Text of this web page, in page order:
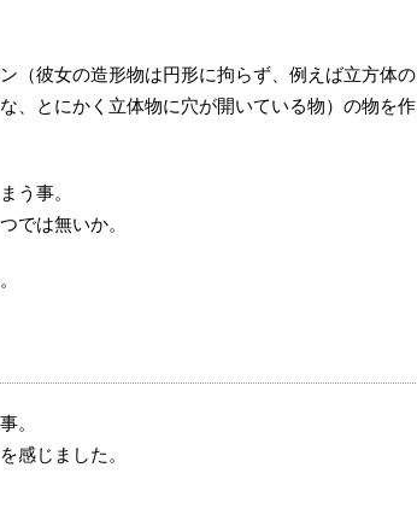
（彼女の造形物は円形に拘らず、例えば立方体の
、とにかく立体物に穴が開いている物）の物を作
う事。
では無いか。
。
感じました。